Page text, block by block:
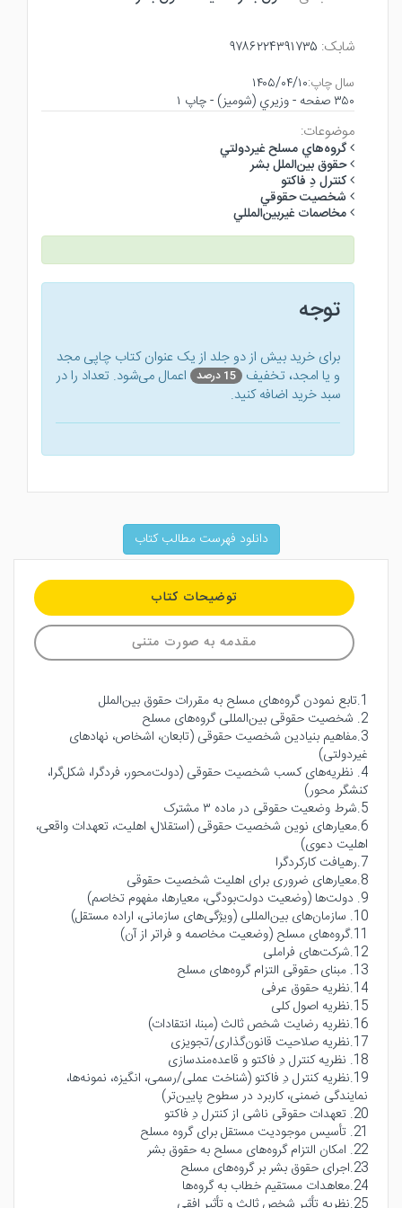
شابک: ۹۷۸۶۲۲۴۳۹۱۷۳۵
سال چاپ:۱۴۰۵/۰۴/۱۰
۳۵۰ صفحه - وزيري (شوميز) - چاپ ۱
موضوعات:
گروه‌هاي مسلح غيردولتي
حقوق بين‌الملل بشر
كنترل دِ فاكتو
شخصيت حقوقي
مخاصمات غيربين‌المللي
توجه
برای خرید بیش از دو جلد از یک عنوان کتاب‌ چاپی مجد
و یا امجد، تخفیف 15 درصد
اعمال می‌شود. تعداد را در
سبد خرید اضافه کنید.
دانلود فهرست مطالب کتاب
توضیحات کتاب
مقدمه به صورت متنی
1.تابع نمودن گروه‌های مسلح به مقررات حقوق بین‌الملل
2. شخصیت حقوقی بین‌المللی گروه‌های مسلح
3.مفاهیم بنیادین شخصیت حقوقی (تابعان، اشخاص، نهادهای
غیردولتی)
4. نظریه‌های کسب شخصیت حقوقی (دولت‌محور، فردگرا، شکل‌گرا،
کنشگر محور)
5.شرط وضعیت حقوقی در ماده ۳ مشترک
6.معیارهای نوین شخصیت حقوقی (استقلال، اهلیت، تعهدات واقعی،
اهلیت دعوی)
7.رهیافت کارکردگرا
8.معیارهای ضروری برای اهلیت شخصیت حقوقی
9. دولت‌ها (وضعیت دولت‌بودگی، معیارها، مفهوم تخاصم)
10. سازمان‌های بین‌المللی (ویژگی‌های سازمانی، اراده مستقل)
11.گروه‌های مسلح (وضعیت مخاصمه و فراتر از آن)
12.شرکت‌های فراملی
13. مبنای حقوقی التزام گروه‌های مسلح
14.نظریه حقوق عرفی
15.نظریه اصول کلی
16.نظریه رضایت شخص ثالث (مبنا، انتقادات)
17.نظریه صلاحیت قانون‌گذاری/تجویزی
18. نظریه کنترل دِ فاکتو و قاعده‌مندسازی
19.نظریه کنترل دِ فاکتو (شناخت عملی/رسمی، انگیزه، نمونه‌ها،
نمایندگی ضمنی، کاربرد در سطوح پایین‌تر)
20. تعهدات حقوقی ناشی از کنترل دِ فاکتو
21. تأسیس موجودیت مستقل برای گروه مسلح
22. امکان التزام گروه‌های مسلح به حقوق بشر
23.اجرای حقوق بشر بر گروه‌های مسلح
24.معاهدات مستقیم خطاب به گروه‌ها